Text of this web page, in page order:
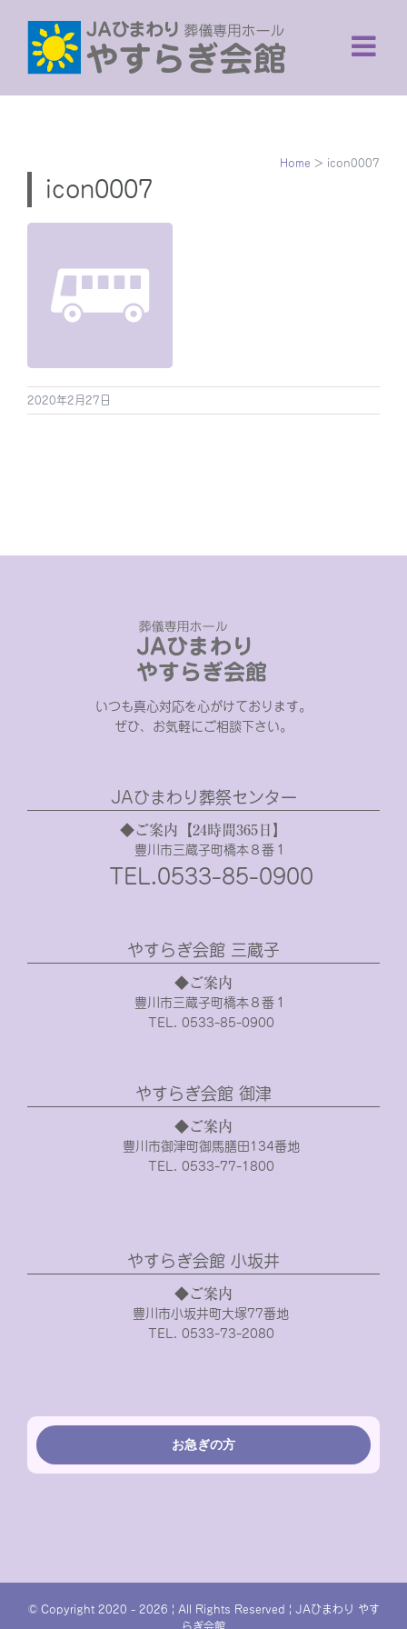
content
Home > icon0007
icon0007
2020年2月27日
いつも真心対応を心がけております。
ぜひ、お気軽にご相談下さい。
JAひまわり葬祭センター
◆ご案内【24時間365日】
豊川市三蔵子町橋本８番１
TEL.0533-85-0900
やすらぎ会館 三蔵子
◆ご案内
豊川市三蔵子町橋本８番１
TEL. 0533-85-0900
やすらぎ会館 御津
◆ご案内
豊川市御津町御馬膳田134番地
TEL. 0533-77-1800
やすらぎ会館 小坂井
◆ご案内
豊川市小坂井町大塚77番地
TEL. 0533-73-2080
お急ぎの方
© Copyright 2020 - 2026 | All Rights Reserved | JAひまわり やす
らぎ会館